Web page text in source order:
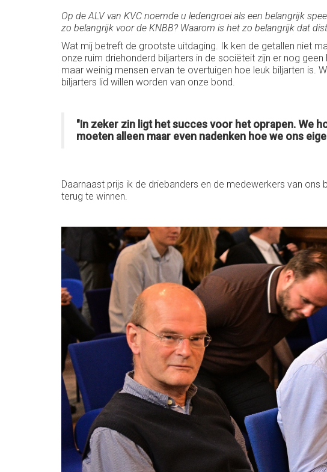
Op de ALV van KVC noemde u ledengroei als een belangrijk
zo belangrijk voor de KNBB? Waarom is het zo belangrijk dat
Wat mij betreft de grootste uitdaging. Ik ken de getallen niet
onze ruim driehonderd biljarters in de sociëteit zijn er nog
maar weinig mensen ervan te overtuigen hoe leuk biljarten is.
biljarters lid willen worden van onze bond.
"In zeker zin ligt het succes voor het oprapen. We
moeten alleen maar even nadenken hoe we ons
Daarnaast prijs ik de driebanders en de medewerkers van
terug te winnen.